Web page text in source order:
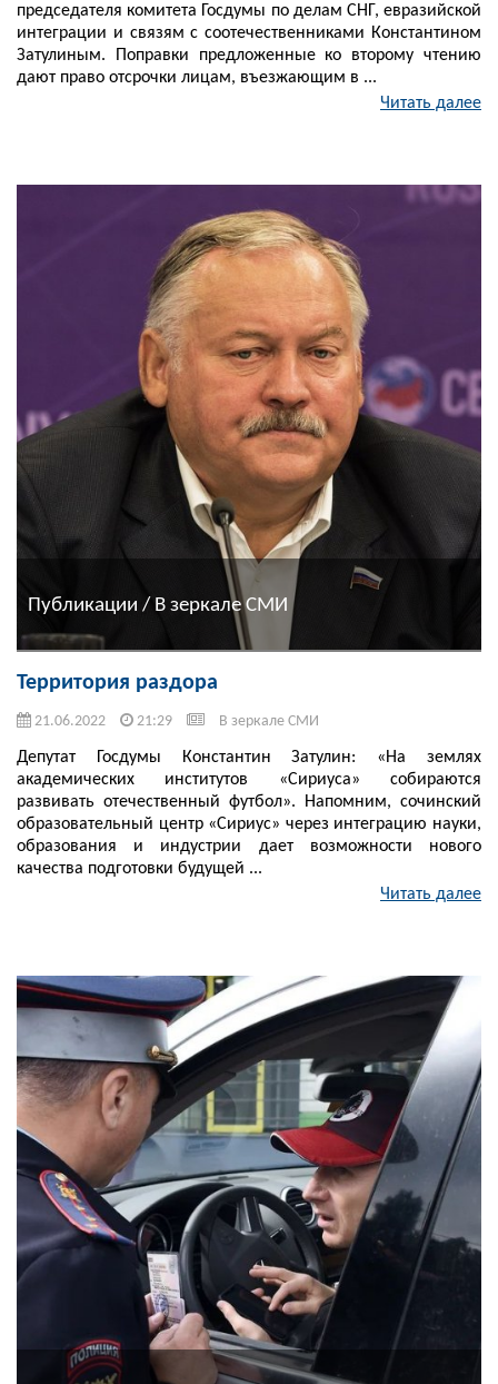
председателя комитета Госдумы по делам СНГ, евразийской
интеграции и связям с соотечественниками Константином
Затулиным. Поправки предложенные ко второму чтению
дают право отсрочки лицам, въезжающим в ...
Читать далее
Публикации / В зеркале СМИ
Территория раздора
21.06.2022 21:29 В зеркале СМИ
Депутат Госдумы Константин Затулин: «На землях
академических институтов «Сириуса» собираются
развивать отечественный футбол». Напомним, сочинский
образовательный центр «Сириус» через интеграцию науки,
образования и индустрии дает возможности нового
качества подготовки будущей ...
Читать далее